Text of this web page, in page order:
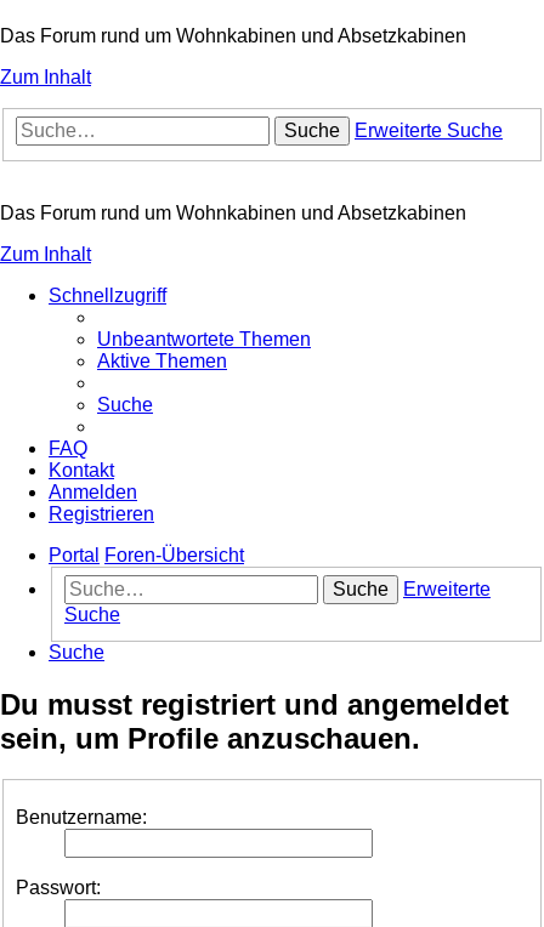
Das Forum rund um Wohnkabinen und Absetzkabinen
Zum Inhalt
Suche Erweiterte Suche
Das Forum rund um Wohnkabinen und Absetzkabinen
Zum Inhalt
Schnellzugriff
Unbeantwortete Themen
Aktive Themen
Suche
FAQ
Kontakt
Anmelden
Registrieren
Portal
Foren-Übersicht
Suche
Erweiterte
Suche
Suche
Du musst registriert und angemeldet
sein, um Profile anzuschauen.
Benutzername:
Passwort: